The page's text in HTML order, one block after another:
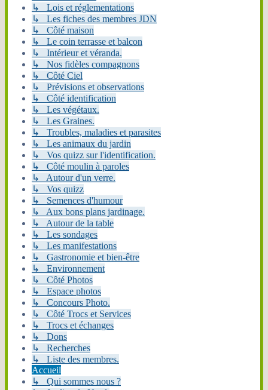
↳ Lois et réglementations
↳ Les fiches des membres JDN
↳ Côté maison
↳ Le coin terrasse et balcon
↳ Intérieur et véranda.
↳ Nos fidèles compagnons
↳ Côté Ciel
↳ Prévisions et observations
↳ Côté identification
↳ Les végétaux.
↳ Les Graines.
↳ Troubles, maladies et parasites
↳ Les animaux du jardin
↳ Vos quizz sur l'identification.
↳ Côté moulin à paroles
↳ Autour d'un verre.
↳ Vos quizz
↳ Semences d'humour
↳ Aux bons plans jardinage.
↳ Autour de la table
↳ Les sondages
↳ Les manifestations
↳ Gastronomie et bien-être
↳ Environnement
↳ Côté Photos
↳ Espace photos
↳ Concours Photo.
↳ Côté Trocs et Services
↳ Trocs et échanges
↳ Dons
↳ Recherches
↳ Liste des membres.
Accueil
↳ Qui sommes nous ?